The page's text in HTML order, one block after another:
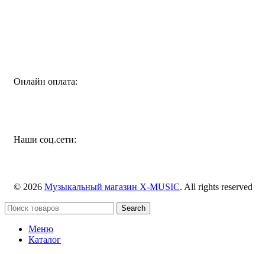
Онлайн оплата:
Наши соц.сети:
© 2026 Музыкальный магазин X-MUSIC. All rights reserved
Search
Меню
Каталог